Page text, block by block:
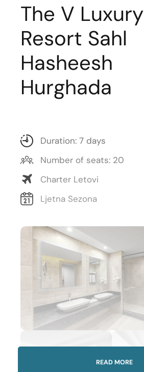
The V Luxury
Resort Sahl
Hasheesh
Hurghada
Duration: 7 days
Number of seats: 20
Charter Letovi
Ljetna Sezona
READ MORE